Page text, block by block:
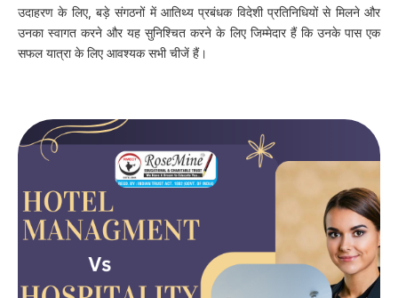
उदाहरण के लिए, बड़े संगठनों में आतिथ्य प्रबंधक विदेशी प्रतिनिधियों से मिलने और
उनका स्वागत करने और यह सुनिश्चित करने के लिए जिम्मेदार हैं कि उनके पास एक
सफल यात्रा के लिए आवश्यक सभी चीजें हैं।